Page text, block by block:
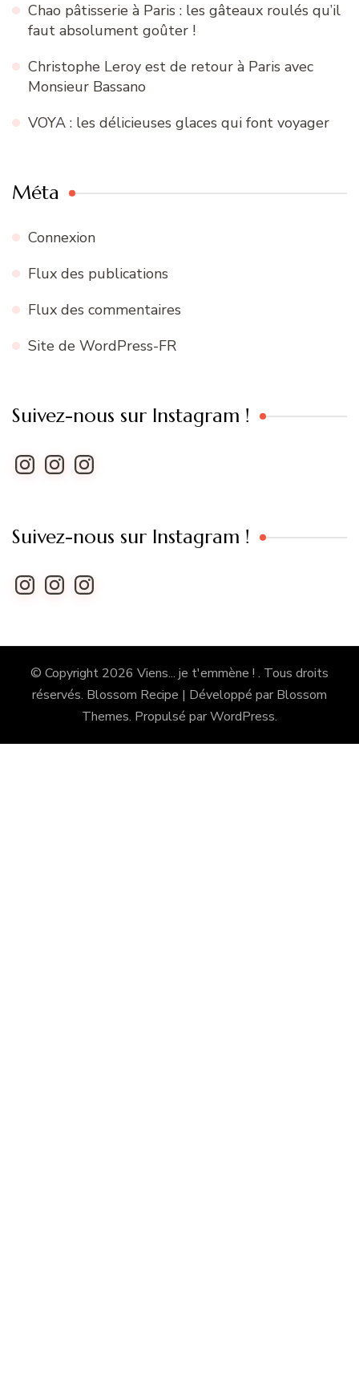
Chao pâtisserie à Paris : les gâteaux roulés qu’il
faut absolument goûter !
Christophe Leroy est de retour à Paris avec
Monsieur Bassano
VOYA : les délicieuses glaces qui font voyager
Méta
Connexion
Flux des publications
Flux des commentaires
Site de WordPress-FR
Suivez-nous sur Instagram !
Instagram
InstagramInstagram
Suivez-nous sur Instagram !
Instagram
InstagramInstagram
© Copyright 2026 Viens... je t'emmène ! . Tous droits
réservés. Blossom Recipe | Développé par Blossom
Themes. Propulsé parWordPress.